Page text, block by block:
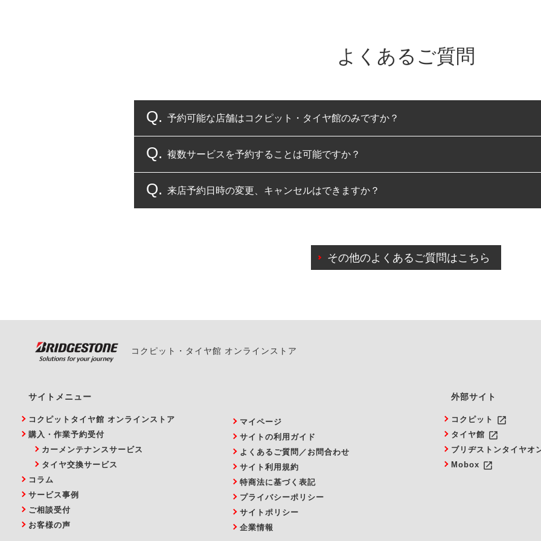
よくあるご質問
予約可能な店舗はコクピット・タイヤ館のみですか？
コクピット・タイヤ館のみとなります。
複数サービスを予約することは可能ですか？
複数サービスのご予約は可能です。
来店予約日時の変更、キャンセルはできますか？
また、やむを得ない事由によりご予約のキャンセルをご希望の際は、直接ご予約いた
その他のよくあるご質問はこちら
コクピット・タイヤ館 オンラインストア
サイトメニュー
コクピットタイヤ館 オンラインストア
購入・作業予約受付
カーメンテナンスサービス
タイヤ交換サービス
コラム
サービス事例
ご相談受付
お客様の声
マイページ
サイトの利用ガイド
よくあるご質問／お問合わせ
サイト利用規約
特商法に基づく表記
プライバシーポリシー
サイトポリシー
企業情報
外部サイト
コクピット launch
タイヤ館 launch
ブリヂストンタイヤオ
Mobox launch